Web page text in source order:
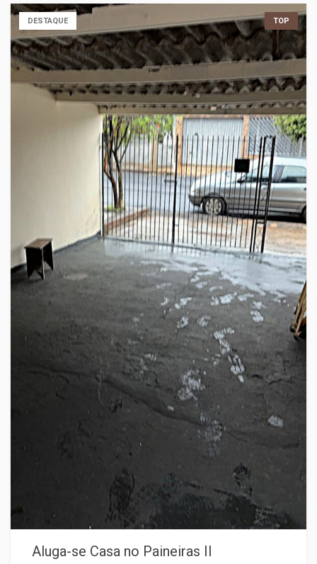
DESTAQUE TOP
Aluga-se Casa no Paineiras II